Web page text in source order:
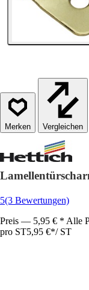
Vergleichen
5(3 Bewertungen)
Preis — 5,95 € * Alle
pro ST5,95 €*/ ST